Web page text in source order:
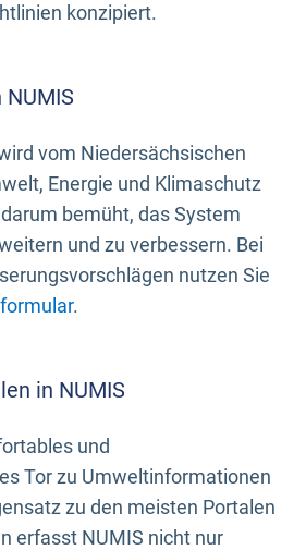
konzipiert.
vom Niedersächsischen
Energie und Klimaschutz
bemüht, das System
und zu verbessern. Bei
nutzen Sie
.
in NUMIS
und
Tor zu Umweltinformationen
zu den meisten Portalen
erfasst NUMIS nicht nur